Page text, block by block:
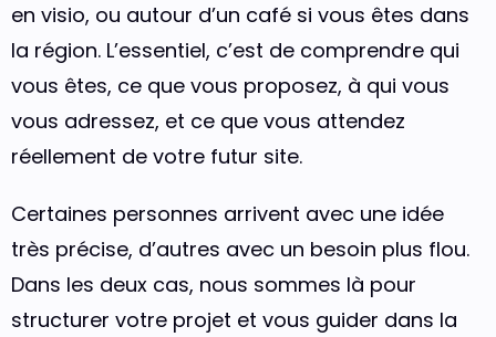
en visio, ou autour d’un café si vous êtes dans
la région. L’essentiel, c’est de comprendre qui
vous êtes, ce que vous proposez, à qui vous
vous adressez, et ce que vous attendez
réellement de votre futur site.
Certaines personnes arrivent avec une idée
très précise, d’autres avec un besoin plus flou.
Dans les deux cas, nous sommes là pour
structurer votre projet et vous guider dans la